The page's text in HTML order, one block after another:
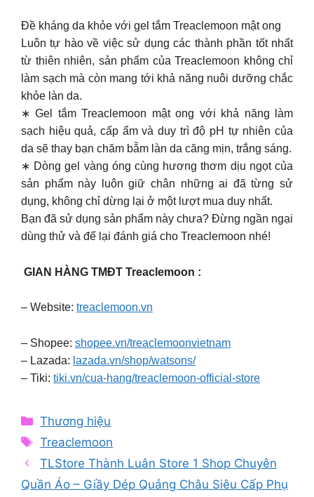
Đề kháng da khỏe với gel tắm Treaclemoon mật ong
Luôn tự hào về việc sử dụng các thành phần tốt nhất
từ thiên nhiên, sản phẩm của Treaclemoon không chỉ
làm sạch mà còn mang tới khả năng nuôi dưỡng chắc
khỏe làn da.
∗ Gel tắm Treaclemoon mật ong với khả năng làm
sạch hiệu quả, cấp ẩm và duy trì độ pH tự nhiên của
da sẽ thay bạn chăm bẵm làn da căng mịn, trắng sáng.
∗ Dòng gel vàng óng cùng hương thơm dịu ngọt của
sản phẩm này luôn giữ chân những ai đã từng sử
dụng, không chỉ dừng lại ở một lượt mua duy nhất.
Bạn đã sử dụng sản phẩm này chưa? Đừng ngần ngại
dùng thử và để lại đánh giá cho Treaclemoon nhé!
GIAN HÀNG TMĐT Treaclemoon :
– Website: treaclemoon.vn
– Shopee: shopee.vn/treaclemoonvietnam
– Lazada: lazada.vn/shop/watsons/
– Tiki: tiki.vn/cua-hang/treaclemoon-official-store
Categories
Thương hiệu
Tags
Treaclemoon
TLStore Thành Luân Store 1 Shop Chuyên
Quần Áo – Giầy Dép Quảng Châu Siêu Cấp Phụ